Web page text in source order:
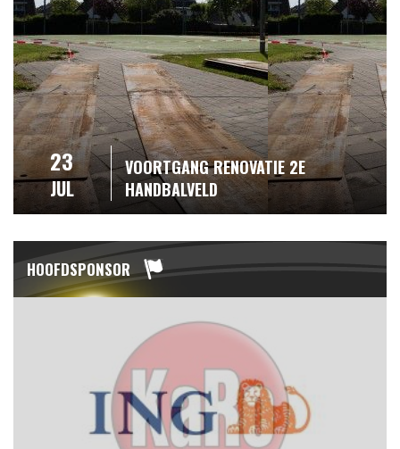
23
JUL
VOORTGANG RENOVATIE 2E
HANDBALVELD
HOOFDSPONSOR